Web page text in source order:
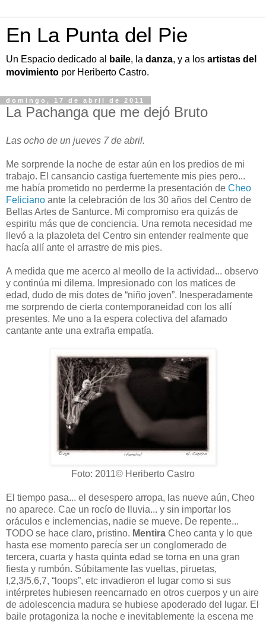
En La Punta del Pie
Un Espacio dedicado al baile, la danza, y a los artistas del
movimiento por Heriberto Castro.
domingo, 17 de abril de 2011
La Pachanga que me dejó Bruto
Las ocho de un jueves 7 de abril.
Me sorprende la noche de estar aún en los predios de mi
trabajo. El cansancio castiga fuertemente mis pies pero...
me había prometido no perderme la presentación de Cheo
Feliciano ante la celebración de los 30 años del Centro de
Bellas Artes de Santurce. Mi compromiso era quizás de
espiritu más que de conciencia. Una remota necesidad me
llevó a la plazoleta del Centro sin entender realmente que
hacía allí ante el arrastre de mis pies.
A medida que me acerco al meollo de la actividad... observo
y continúa mi dilema. Impresionado con los matices de
edad, dudo de mis dotes de “niño joven”. Inesperadamente
me sorprendo de cierta contemporaneidad con los allí
presentes. Me uno a la espera colectiva del afamado
cantante ante una extraña empatía.
Foto: 2011© Heriberto Castro
El tiempo pasa... el desespero arropa, las nueve aún, Cheo
no aparece. Cae un rocío de lluvia... y sin importar los
oráculos e inclemencias, nadie se mueve. De repente...
TODO se hace claro, pristino. Mentira Cheo canta y lo que
hasta ese momento parecía ser un conglomerado de
tercera, cuarta y hasta quinta edad se torna en una gran
fiesta y rumbón. Súbitamente las vueltas, piruetas,
I,2,3/5,6,7, “loops”, etc invadieron el lugar como si sus
intérpretes hubiesen reencarnado en otros cuerpos y un aire
de adolescencia madura se hubiese apoderado del lugar. El
baile protagoniza la noche e inevitablemente la escena me